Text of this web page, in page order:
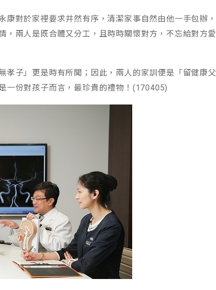
對於家裡要求井然有序，清潔家事自然由他一手包辦，
兩人是既合體又分工，且時時關懷對方，不忘給對方愛
子」更是時有所聞；因此，兩人的家訓便是「留健康父
一份對孩子而言，最珍貴的禮物！(170405)